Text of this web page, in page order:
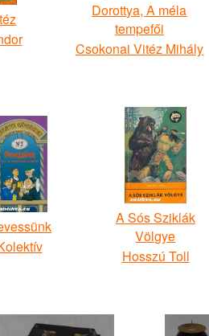
Dorottya, A méla
tempefői
Csokonai Vitéz Mihály
A Sós Sziklák
Völgye
Hosszú Toll